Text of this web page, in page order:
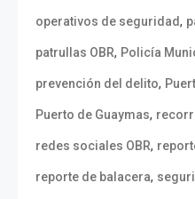
operativos de seguridad,
patrullas OBR, Policía
prevención del delito,
Puerto de Guaymas,
redes sociales OBR,
reporte de balacera,